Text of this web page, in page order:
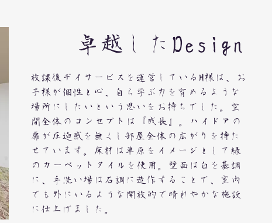
卓越したDesign
放課後デイサービスを運営しているH様は、お
子様が個性と心、自ら学ぶ力を育めるような
場所にしたいという思いをお持ちでした。空
間全体のコンセプトは『成長』。ハイドアの
扉が圧迫感を無くし部屋全体の広がりを持た
せています。床材は草原をイメージとして緑
のカーペットタイルを使用。壁面は白を基調
に、手洗い場は石調に造作することで、室内
でも外にいるような開放的で晴れやかな施設
に仕上げました。